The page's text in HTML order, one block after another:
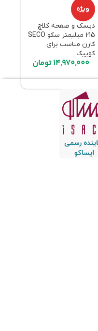
ویژه
دیسک و صفحه کلاچ
215 میلیمتر سکو SECO
کارن مناسب برای
کوییک
14,970,000تومان